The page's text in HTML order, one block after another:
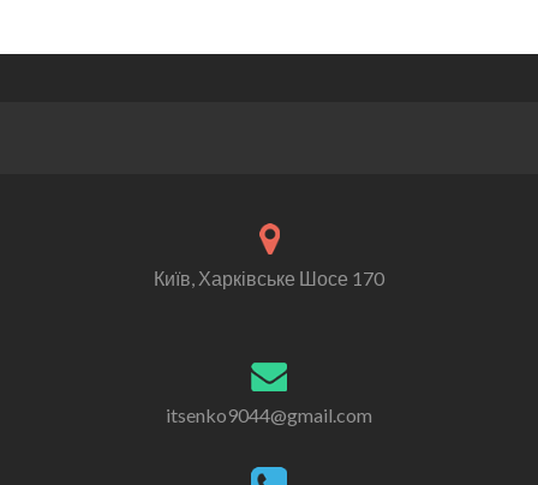
Київ, Харківське Шосе 170
itsenko9044@gmail.com